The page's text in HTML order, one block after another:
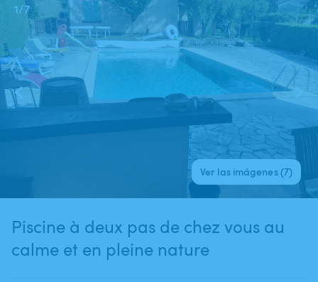
1/7
Ver las imágenes (7)
Piscine à deux pas de chez vous au
calme et en pleine nature